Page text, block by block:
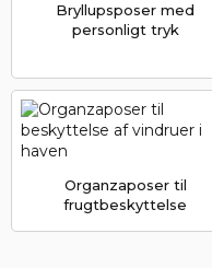
Bryllupsposer med
personligt tryk
Organzaposer til
frugtbeskyttelse